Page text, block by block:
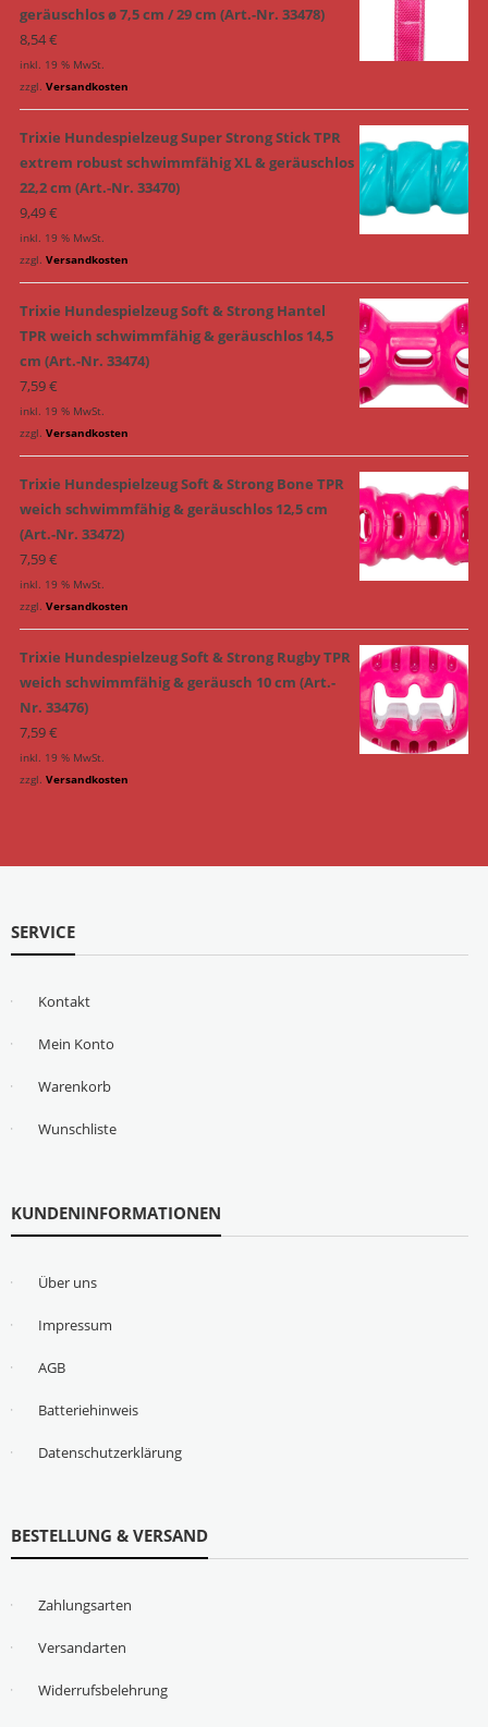
geräuschlos ø 7,5 cm / 29 cm (Art.-Nr. 33478)
8,54€
inkl. 19 % MwSt.
zzgl. Versandkosten
Trixie Hundespielzeug Super Strong Stick TPR
extrem robust schwimmfähig XL & geräuschlos
22,2 cm (Art.-Nr. 33470)
9,49€
inkl. 19 % MwSt.
zzgl. Versandkosten
Trixie Hundespielzeug Soft & Strong Hantel
TPR weich schwimmfähig & geräuschlos 14,5
cm (Art.-Nr. 33474)
7,59€
inkl. 19 % MwSt.
zzgl. Versandkosten
Trixie Hundespielzeug Soft & Strong Bone TPR
weich schwimmfähig & geräuschlos 12,5 cm
(Art.-Nr. 33472)
7,59€
inkl. 19 % MwSt.
zzgl. Versandkosten
Trixie Hundespielzeug Soft & Strong Rugby TPR
weich schwimmfähig & geräusch 10 cm (Art.-
Nr. 33476)
7,59€
inkl. 19 % MwSt.
zzgl. Versandkosten
SERVICE
Kontakt
Mein Konto
Warenkorb
Wunschliste
KUNDENINFORMATIONEN
Über uns
Impressum
AGB
Batteriehinweis
Datenschutzerklärung
BESTELLUNG & VERSAND
Zahlungsarten
Versandarten
Widerrufsbelehrung